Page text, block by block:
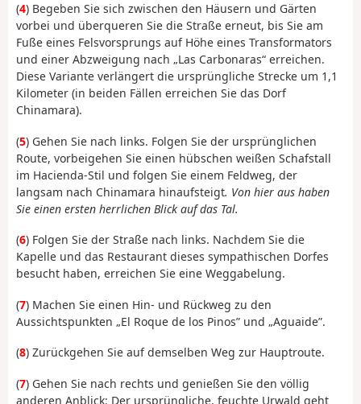
(4) Begeben Sie sich zwischen den Häusern und Gärten
vorbei und überqueren Sie die Straße erneut, bis Sie am
Fuße eines Felsvorsprungs auf Höhe eines Transformators
und einer Abzweigung nach „Las Carbonaras“ erreichen.
Diese Variante verlängert die ursprüngliche Strecke um 1,1
Kilometer (in beiden Fällen erreichen Sie das Dorf
Chinamara).
(5) Gehen Sie nach links. Folgen Sie der ursprünglichen
Route, vorbeigehen Sie einen hübschen weißen Schafstall
im Hacienda-Stil und folgen Sie einem Feldweg, der
langsam nach Chinamara hinaufsteigt. Von hier aus haben
Sie einen ersten herrlichen Blick auf das Tal.
(6) Folgen Sie der Straße nach links. Nachdem Sie die
Kapelle und das Restaurant dieses sympathischen Dorfes
besucht haben, erreichen Sie eine Weggabelung.
(7) Machen Sie einen Hin- und Rückweg zu den
Aussichtspunkten „El Roque de los Pinos” und „Aguaide”.
(8) Zurückgehen Sie auf demselben Weg zur Hauptroute.
(7) Gehen Sie nach rechts und genießen Sie den völlig
anderen Anblick: Der ursprüngliche, feuchte Urwald geht